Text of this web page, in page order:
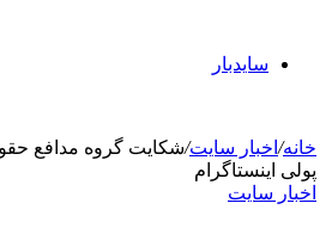
سایدبار
خانه/ اخبار سایت/شکایت گروه مدافع
پولی اینستاگرام
اخبار سایت